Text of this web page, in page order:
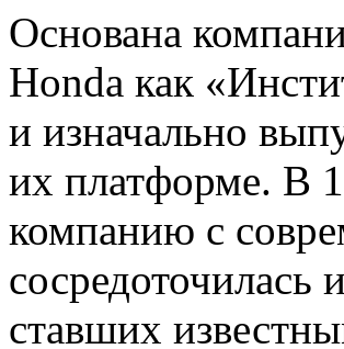
Основана
Honda как
и изначально
их платформе. В
компанию с
сосредоточилась
ставших